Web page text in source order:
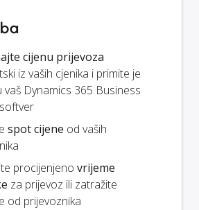
cijenu prijevoza
iz vaših cjenika i primite je
vaš Dynamics 365 Business
spot cijene od vaših
procijenjeno vrijeme
za prijevoz ili zatražite
od prijevoznika